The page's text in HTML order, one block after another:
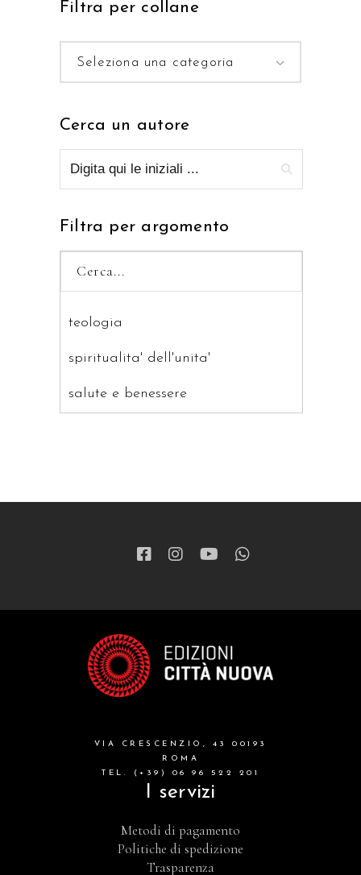
Filtra per collane
Seleziona una categoria
Cerca un autore
Filtra per argomento
teologia
spiritualita' dell'unita'
salute e benessere
patristica
grandi opere
formazione cristiana e liturgia
catalogo storico
attualita'
VIA CRESCENZIO, 43 00193
ROMA
TEL. (+39) 06 96 522 201
I servizi
Metodi di pagamento
Politiche di spedizione
Trasparenza